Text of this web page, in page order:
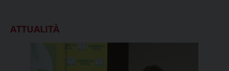
ATTUALITÀ